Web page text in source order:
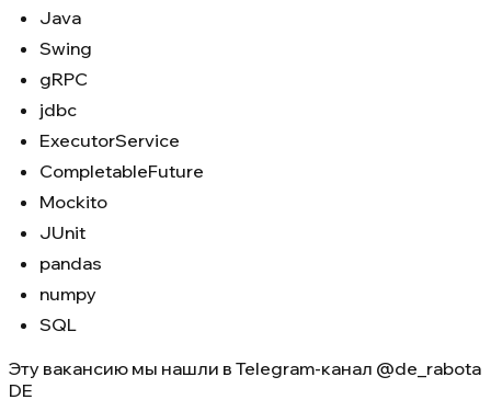
Java
Swing
gRPC
jdbc
ExecutorService
CompletableFuture
Mockito
JUnit
pandas
numpy
SQL
Эту вакансию мы нашли в Telegram-канал @de_rabota
DE